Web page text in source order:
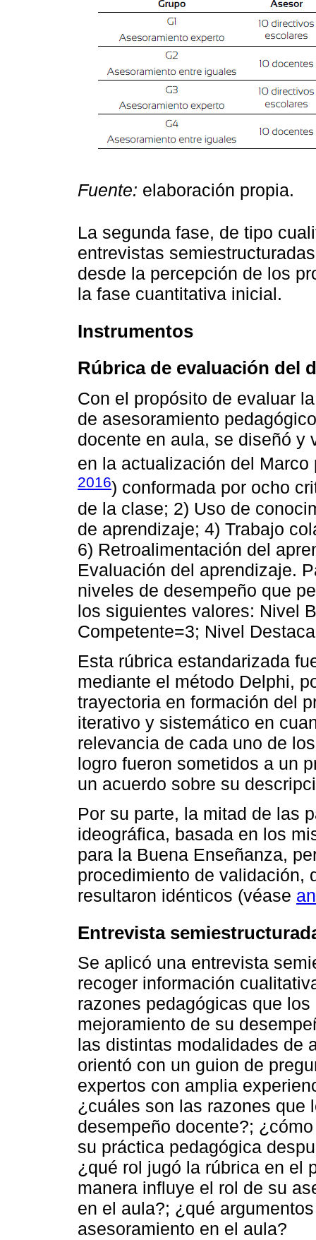
Fuente: elaboración propia.
La segunda fase, de tipo
entrevistas
desde la percepción de los
la fase cuantitativa inicial.
Instrumentos
Rúbrica de evaluación del
Con el propósito de evaluar
de asesoramiento
docente en aula, se diseñó y
en la actualización del
2016) conformada por ocho
de la clase; 2) Uso de
de aprendizaje; 4) Trabajo
6) Retroalimentación del
Evaluación del aprendizaje.
niveles de desempeño que
los siguientes valores: Nivel
Competente=3; Nivel
Esta rúbrica estandarizada
mediante el método Delphi,
trayectoria en formación del
iterativo y sistemático en
relevancia de cada uno de
logro fueron sometidos a un
un acuerdo sobre su
Por su parte, la mitad de las
ideográfica, basada en los
para la Buena Enseñanza,
procedimiento de validación,
resultaron idénticos (véase
Entrevista
Se aplicó una entrevista
recoger información
razones pedagógicas que
mejoramiento de su
las distintas modalidades de
orientó con un guion de
expertos con amplia
¿cuáles son las razones que
desempeño docente?;
su práctica pedagógica
¿qué rol jugó la rúbrica en el
manera influye el rol de su
en el aula?; ¿qué
asesoramiento en el aula?